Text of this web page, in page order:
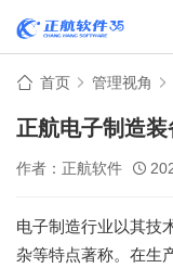
首页 管理视角
正航电子制造
作者：正航软件
电子制造行业以其技
杂等特点著称。在生